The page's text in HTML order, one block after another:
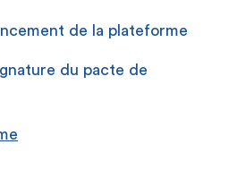
de la plateforme
du pacte de